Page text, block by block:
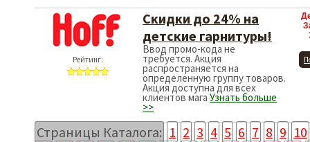
Рейтинг:
Скидки до 24% на
детские гарнитуры!
Ввод промо-кода не
требуется. Акция
распространяется на
определенную группу товаров.
Акция доступна для всех
клиентов мага Узнать больше
>>
Страницы Каталога: 1 2 3 4 5 6 7 8 9 10